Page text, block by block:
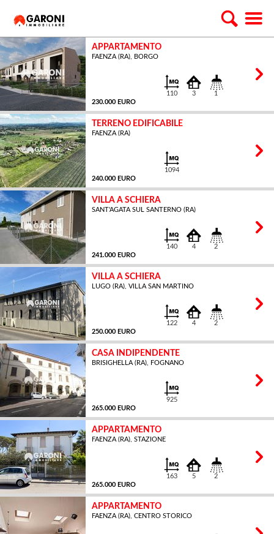
APPARTAMENTO
FAENZA (RA), BORGO
230.000 EURO
110 3 1
TERRENO EDIFICABILE
FAENZA (RA)
240.000 EURO
1094
VILLA A SCHIERA
SANT'AGATA SUL SANTERNO (RA)
241.000 EURO
140 4 2
VILLA A SCHIERA
LUGO (RA), VILLA SAN MARTINO
250.000 EURO
122 4 2
CASA INDIPENDENTE
BRISIGHELLA (RA), FOGNANO
265.000 EURO
925
APPARTAMENTO
FAENZA (RA), STAZIONE
265.000 EURO
163 5 2
APPARTAMENTO
FAENZA (RA), CENTRO STORICO